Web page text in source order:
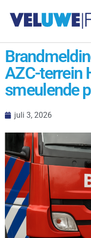
AZC-terrein
smeulende
juli 3, 2026